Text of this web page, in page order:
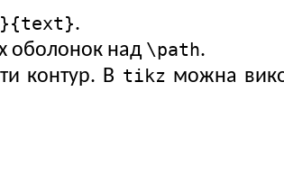
}{text}.
оболонок над \path.
контур. В tikz можна